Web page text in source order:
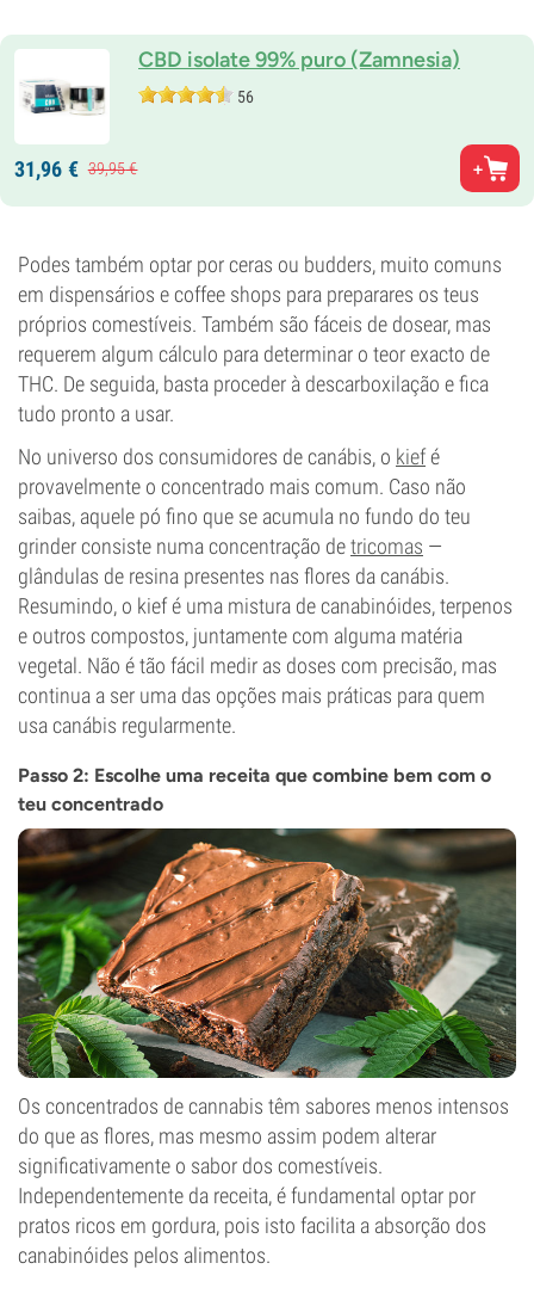
CBD isolate 99% puro (Zamnesia)
56
31,96 € 39,95€
Podes também optar por ceras ou budders, muito comuns
em dispensários e coffee shops para preparares os teus
próprios comestíveis. Também são fáceis de dosear, mas
requerem algum cálculo para determinar o teor exacto de
THC. De seguida, basta proceder à descarboxilação e fica
tudo pronto a usar.
No universo dos consumidores de canábis, o kiefé
provavelmente o concentrado mais comum. Caso não
saibas, aquele pó fino que se acumula no fundo do teu
grinder consiste numa concentração detricomas —
glândulas de resina presentes nas flores da canábis.
Resumindo, o kief é uma mistura de canabinóides, terpenos
e outros compostos, juntamente com alguma matéria
vegetal. Não é tão fácil medir as doses com precisão, mas
continua a ser uma das opções mais práticas para quem
usa canábis regularmente.
Passo 2: Escolhe uma receita que combine bem com o
teu concentrado
Os concentrados de cannabis têm sabores menos intensos
do que as flores, mas mesmo assim podem alterar
significativamente o sabor dos comestíveis.
Independentemente da receita, é fundamental optar por
pratos ricos em gordura, pois isto facilita a absorção dos
canabinóides pelos alimentos.